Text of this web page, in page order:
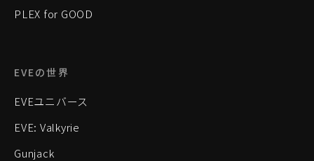
PLEX for GOOD
EVEの世界
EVEユニバース
EVE: Valkyrie
Gunjack